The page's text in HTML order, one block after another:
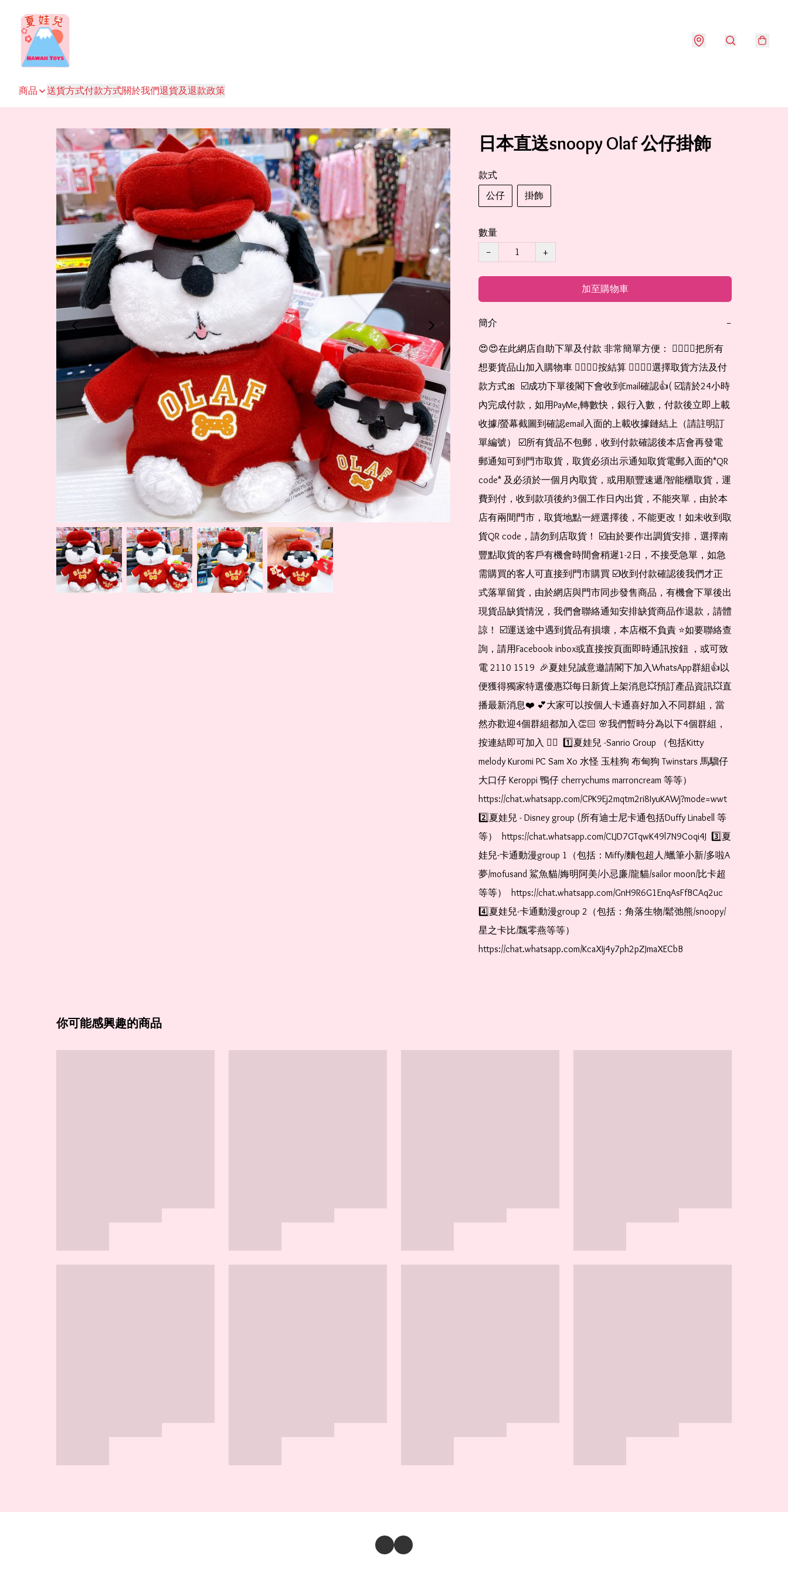
商品 送貨方式付款方式關於我們退貨及退款政策
日本直送snoopy Olaf 公仔掛飾
款式
公仔
掛飾
數量
−
+
加至購物車
簡介 −
😍😍在此網店自助下單及付款 非常簡單方便： 👉🏻👉🏻把所有
想要貨品山加入購物車 👉🏻👉🏻按結算 👉🏻👉🏻選擇取貨方法及付
款方式🎀  ☑️成功下單後閣下會收到Email確認👍( ☑️請於24小時
內完成付款，如用PayMe,轉數快，銀行入數，付款後立即上載
收據/螢幕截圖到確認email入面的上載收據鏈結上（請註明訂
單編號） ☑️所有貨品不包郵，收到付款確認後本店會再發電
郵通知可到門市取貨，取貨必須出示通知取貨電郵入面的*QR
code* 及必須於一個月內取貨，或用順豐速遞/智能櫃取貨，運
費到付，收到款項後約3個工作日內出貨，不能夾單，由於本
店有兩間門市，取貨地點一經選擇後，不能更改！如未收到取
貨QR code，請勿到店取貨！ ☑️由於要作出調貨安排，選擇南
豐點取貨的客戶有機會時間會稍遲1-2日，不接受急單，如急
需購買的客人可直接到門市購買 ☑️收到付款確認後我們才正
式落單留貨，由於網店與門市同步發售商品，有機會下單後出
現貨品缺貨情況，我們會聯絡通知安排缺貨商品作退款，請體
諒！ ☑️運送途中遇到貨品有損壞，本店概不負責 ⭐️如要聯絡查
詢，請用Facebook inbox或直接按頁面即時通訊按鈕 ，或可致
電 2110 1519  🎉夏娃兒誠意邀請閣下加入WhatsApp群組👍以
便獲得獨家特選優惠💥每日新貨上架消息💥預訂產品資訊💥直
播最新消息❤️ 💕大家可以按個人卡通喜好加入不同群組，當
然亦歡迎4個群組都加入👏🏻 🌸我們暫時分為以下4個群組，
按連結即可加入 👇🏻  1️⃣夏娃兒 -Sanrio Group （包括Kitty
melody Kuromi PC Sam Xo 水怪 玉桂狗 布甸狗 Twinstars 馬騮仔
大口仔 Keroppi 鴨仔 cherrychums marroncream 等等）
https://chat.whatsapp.com/CPK9Ej2mqtm2ri8IyuKAWj?mode=wwt
2️⃣夏娃兒 - Disney group (所有迪士尼卡通包括Duffy Linabell 等
等）  https://chat.whatsapp.com/CLJD7GTqwK49l7N9Coqi4J  3️⃣夏
娃兒-卡通動漫group 1（包括：Miffy/麵包超人/蠟筆小新/多啦A
夢/mofusand 鯊魚貓/娒明阿美/小忌廉/龍貓/sailor moon/比卡超
等等）  https://chat.whatsapp.com/GnH9R6G1EnqAsFfBCAq2uc
4️⃣夏娃兒-卡通動漫group 2（包括：角落生物/鬆弛熊/snoopy/
星之卡比/飄零燕等等）
https://chat.whatsapp.com/KcaXIj4y7ph2pZJmaXECbB
你可能感興趣的商品